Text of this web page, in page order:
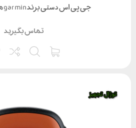
جی پی اس دستی برند garmin مدل MAP 64SX
تماس بگیرید